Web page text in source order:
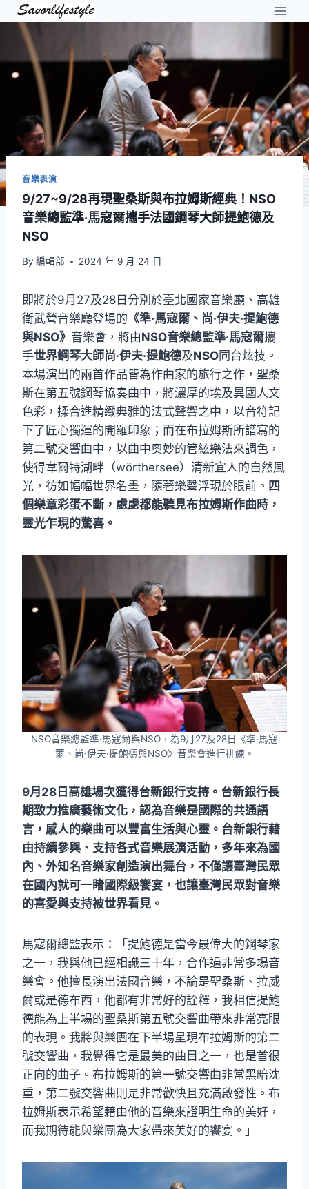
Skip
content
音樂表演
9/27~9/28再現聖桑斯與布拉姆斯經典！NSO
音樂總監準‧馬寇爾攜手法國鋼琴大師提鮑德及
NSO
By 編輯部 2024 年 9 月 24 日
即將於9月27及28日分別於臺北國家音樂廳、高雄
衛武營音樂廳登場的 《準·馬寇爾、尚·伊夫·提鮑德
與NSO》 音樂會，將由NSO音樂總監準·馬寇爾攜
手世界鋼琴大師尚·伊夫·提鮑德及NSO同台炫技。
本場演出的兩首作品皆為作曲家的旅行之作，聖桑
斯在第五號鋼琴協奏曲中，將濃厚的埃及異國人文
色彩，揉合進精緻典雅的法式聲響之中，以音符記
下了匠心獨運的開羅印象；而在布拉姆斯所譜寫的
第二號交響曲中，以曲中奧妙的管絃樂法來調色，
使得韋爾特湖畔（wörthersee）清新宜人的自然風
光，彷如幅幅世界名畫，隨著樂聲浮現於眼前。 四
個樂章彩蛋不斷，處處都能聽見布拉姆斯作曲時，
靈光乍現的驚喜。
NSO音樂總監準·馬寇爾與NSO，為9月27及28日《準·馬寇
爾、尚·伊夫·提鮑德與NSO》音樂會進行排練。
9月28日高雄場次獲得台新銀行支持。台新銀行長
期致力推廣藝術文化，認為音樂是國際的共通語
言，感人的樂曲可以豐富生活與心靈。台新銀行藉
由持續參與、支持各式音樂展演活動，多年來為國
內、外知名音樂家創造演出舞台，不僅讓臺灣民眾
在國內就可一睹國際級饗宴，也讓臺灣民眾對音樂
的喜愛與支持被世界看見。
馬寇爾總監表示：「提鮑德是當今最偉大的鋼琴家
之一，我與他已經相識三十年，合作過非常多場音
樂會。他擅長演出法國音樂，不論是聖桑斯、拉威
爾或是德布西，他都有非常好的詮釋，我相信提鮑
德能為上半場的聖桑斯第五號交響曲帶來非常亮眼
的表現。我將與樂團在下半場呈現布拉姆斯的第二
號交響曲，我覺得它是最美的曲目之一，也是首很
正向的曲子。布拉姆斯的第一號交響曲非常黑暗沈
重，第二號交響曲則是非常歡快且充滿啟發性。布
拉姆斯表示希望藉由他的音樂來證明生命的美好，
而我期待能與樂團為大家帶來美好的饗宴。」